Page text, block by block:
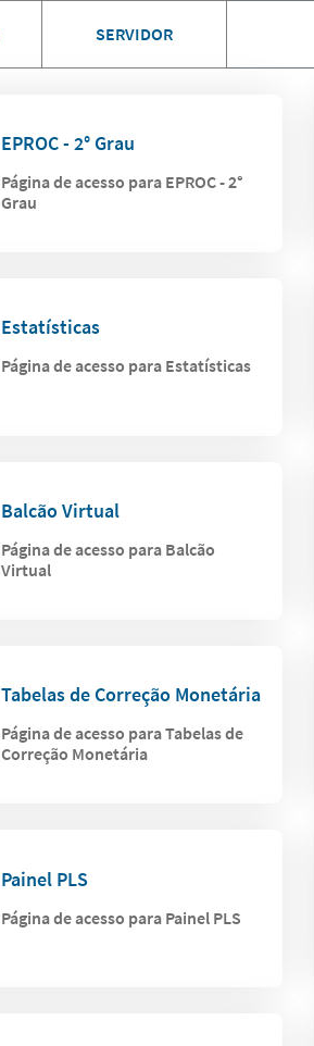
SERVIDOR
EPROC - 2° Grau
Página de acesso para EPROC - 2°
Grau
Estatísticas
Página de acesso para Estatísticas
Balcão Virtual
Página de acesso para Balcão
Virtual
Tabelas de Correção Monetária
Página de acesso para Tabelas de
Correção Monetária
Painel PLS
Página de acesso para Painel PLS